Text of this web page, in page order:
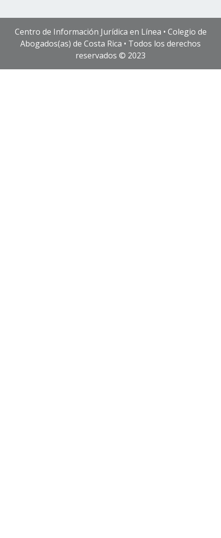
Centro de Información Jurídica en Línea • Colegio de
Abogados(as) de Costa Rica • Todos los derechos
reservados © 2023